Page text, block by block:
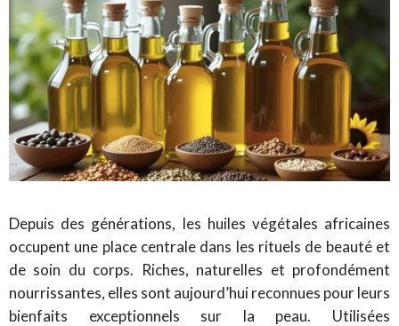
Depuis des générations, les huiles végétales africaines
occupent une place centrale dans les rituels de beauté et
de soin du corps. Riches, naturelles et profondément
nourrissantes, elles sont aujourd’hui reconnues pour leurs
bienfaits exceptionnels sur la peau. Utilisées